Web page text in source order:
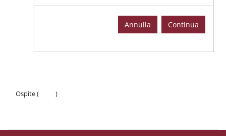
Annulla Continua
Ospite (
)